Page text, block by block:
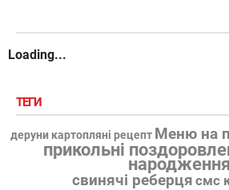
Loading...
ТЕГИ
деруни картопляні рецепт Меню на
прикольні
народження
свинячі реберця смс